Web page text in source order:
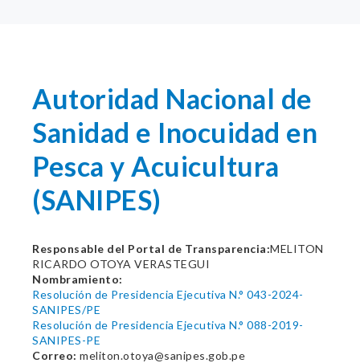
Autoridad Nacional de
Sanidad e Inocuidad en
Pesca y Acuicultura
(SANIPES)
Responsable del Portal de Transparencia:MELITON
RICARDO OTOYA VERASTEGUI
Nombramiento:
Resolución de Presidencia Ejecutiva N.° 043-2024-
SANIPES/PE
Resolución de Presidencia Ejecutiva N.° 088-2019-
SANIPES-PE
Correo: meliton.otoya@sanipes.gob.pe